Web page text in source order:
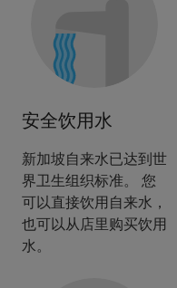
安全饮用水
新加坡自来水已达到世
界卫生组织标准。 您
可以直接饮用自来水，
也可以从店里购买饮用
水。